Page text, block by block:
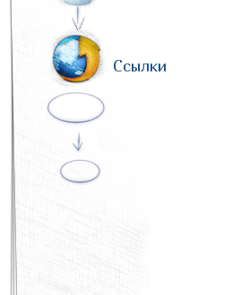
Ссылки